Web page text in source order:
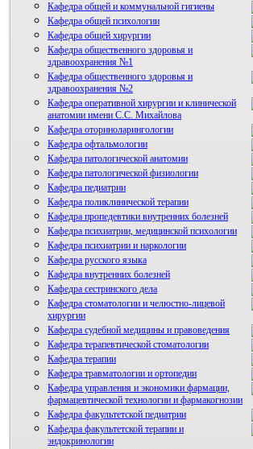
Кафедра общей и коммунальной гигиены
Кафедра общей психологии
Кафедра общей хирургии
Кафедра общественного здоровья и
здравоохранения №1
Кафедра общественного здоровья и
здравоохранения №2
Кафедра оперативной хирургии и клинической
анатомии имени С.С. Михайлова
Кафедра оториноларингологии
Кафедра офтальмологии
Кафедра патологической анатомии
Кафедра патологической физиологии
Кафедра педиатрии
Кафедра поликлинической терапии
Кафедра пропедевтики внутренних болезней
Кафедра психиатрии, медицинской психологии
Кафедра психиатрии и наркологии
Кафедра русского языка
Кафедра внутренних болезней
Кафедра сестринского дела
Кафедра стоматологии и челюстно-лицевой
хирургии
Кафедра судебной медицины и правоведения
Кафедра терапевтической стоматологии
Кафедра терапии
Кафедра травматологии и ортопедии
Кафедра управления и экономики фармации,
фармацевтической технологии и фармакогнозии
Кафедра факультетской педиатрии
Кафедра факультетской терапии и
эндокринологии